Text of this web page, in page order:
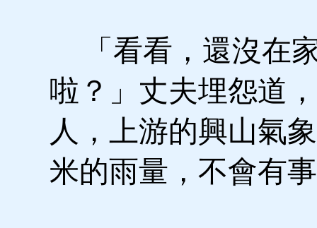
「看看，還沒在
啦？」丈夫埋怨道
人，上游的興山氣
米的雨量，不會有